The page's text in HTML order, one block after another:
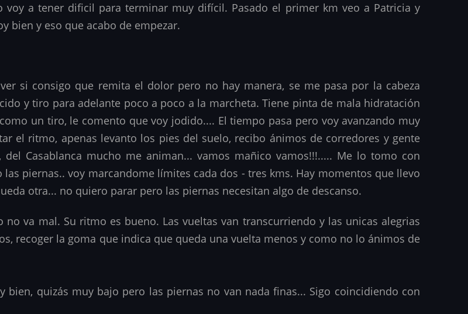
a tener dificil para terminar muy difícil. Pasado el primer km veo a Patricia y
bien y eso que acabo de empezar.
si consigo que remita el dolor pero no hay manera, se me pasa por la cabeza
y tiro para adelante poco a poco a la marcheta. Tiene pinta de mala hidratación
un tiro, le comento que voy jodido.... El tiempo pasa pero voy avanzando muy
el ritmo, apenas levanto los pies del suelo, recibo ánimos de corredores y gente
Casablanca mucho me animan... vamos mañico vamos!!!..... Me lo tomo con
piernas.. voy marcandome límites cada dos - tres kms. Hay momentos que llevo
otra... no quiero parar pero las piernas necesitan algo de descanso.
no va mal. Su ritmo es bueno. Las vueltas van transcurriendo y las unicas alegrias
recoger la goma que indica que queda una vuelta menos y como no lo ánimos de
bien, quizás muy bajo pero las piernas no van nada finas... Sigo coincidiendo con